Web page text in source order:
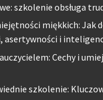
szkolenie obsługa
miękkich: Jak
asertywności i
Cechy i
szkolenie: